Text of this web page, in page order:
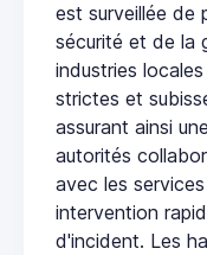
est surveillée de
sécurité et de la
industries
strictes et
assurant ainsi
autorités
avec les
intervention
d'incident. Les